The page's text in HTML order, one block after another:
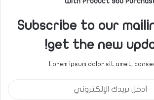
Subscribe to our
get the new
Lorem ipsum dolor sit amet,